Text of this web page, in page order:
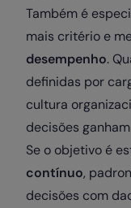
Também é
mais critério e
desempenho.
definidas por
cultura
decisões
Se o objetivo é
contínuo,
decisões com